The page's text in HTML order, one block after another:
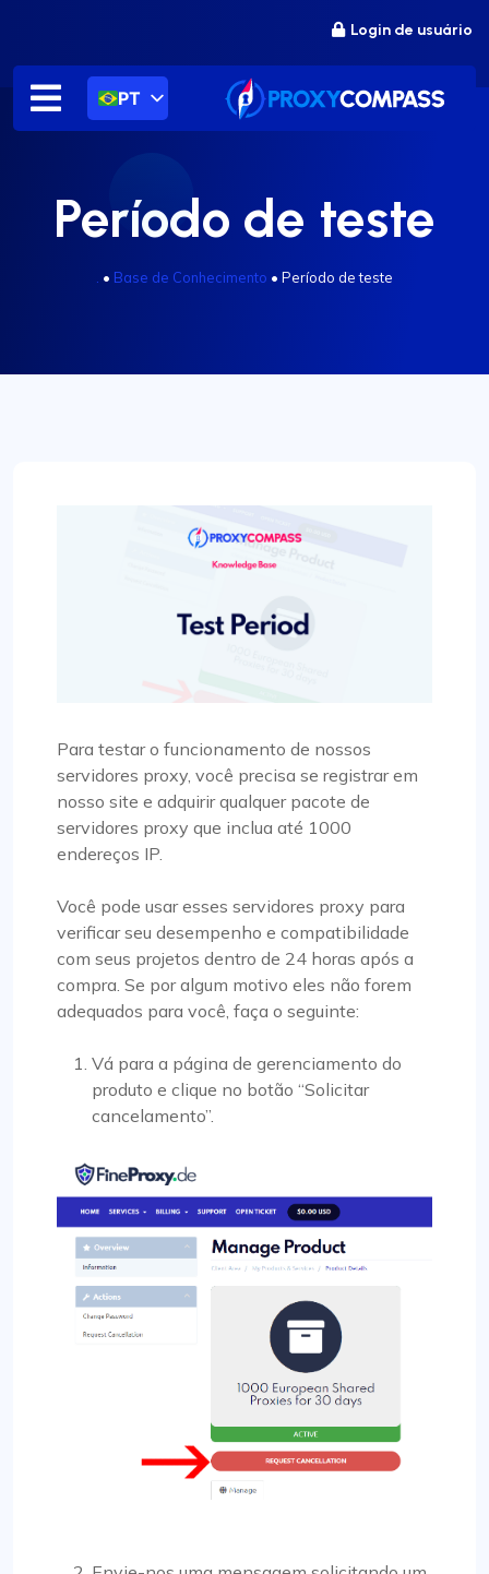
conteúdo
Login de usuário
PT
Período de teste
• Base de Conhecimento • Período de teste
Para testar o funcionamento de nossos
servidores proxy, você precisa se registrar em
nosso site e adquirir qualquer pacote de
servidores proxy que inclua até 1000
endereços IP.
Você pode usar esses servidores proxy para
verificar seu desempenho e compatibilidade
com seus projetos dentro de 24 horas após a
compra. Se por algum motivo eles não forem
adequados para você, faça o seguinte:
Vá para a página de gerenciamento do
produto e clique no botão “Solicitar
cancelamento”.